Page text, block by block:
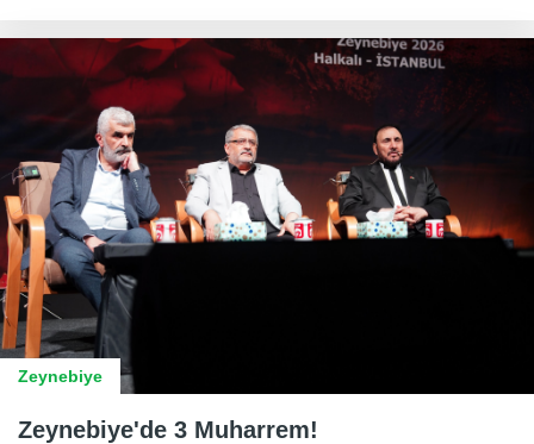
Zeynebiye
Zeynebiye'de 3 Muharrem!